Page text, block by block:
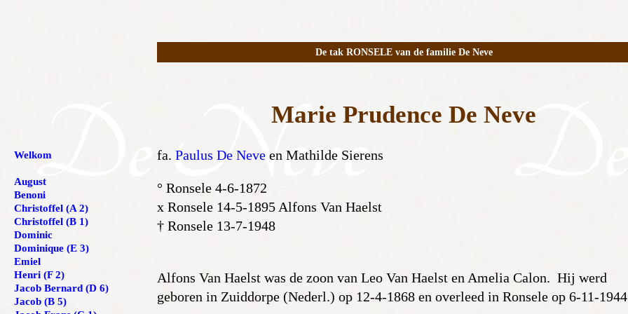
De tak RONSELE van de familie De Neve
Marie Prudence De Neve
fa. Paulus De Neve en Mathilde Sierens
° Ronsele 4-6-1872
x Ronsele 14-5-1895 Alfons Van Haelst
† Ronsele 13-7-1948
Alfons Van Haelst was de zoon van Leo Van Haelst en Amelia Calon. Hij werd
geboren in Zuiddorpe (Nederl.) op 12-4-1868 en overleed in Ronsele op 6-11-
Welkom
August
Benoni
Christoffel (A 2)
Christoffel (B 1)
Dominic
Dominique (E 3)
Emiel
Henri (F 2)
Jacob Bernard (D 6)
Jacob (B 5)